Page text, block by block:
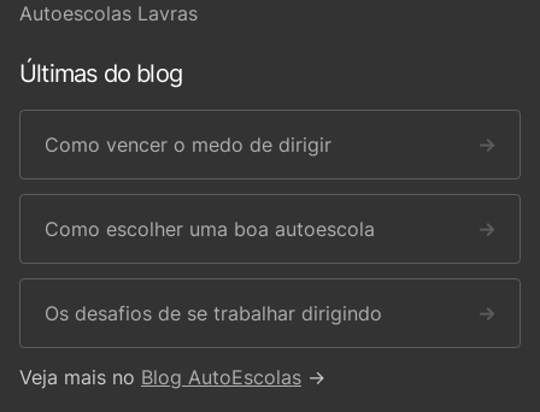
Autoescolas Lavras
Últimas do blog
Como vencer o medo de dirigir →
Como escolher uma boa autoescola →
Os desafios de se trabalhar dirigindo →
Veja mais no Blog AutoEscolas →